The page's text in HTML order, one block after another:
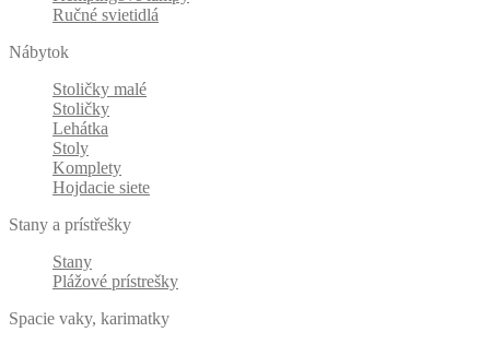
Ručné svietidlá
Nábytok
Stoličky malé
Stoličky
Lehátka
Stoly
Komplety
Hojdacie siete
Stany a prístřešky
Stany
Plážové prístrešky
Spacie vaky, karimatky